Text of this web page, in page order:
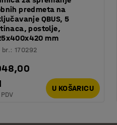
predmeta na
QBUS, 5
postolje,
mm
:170292
U KOŠARICU